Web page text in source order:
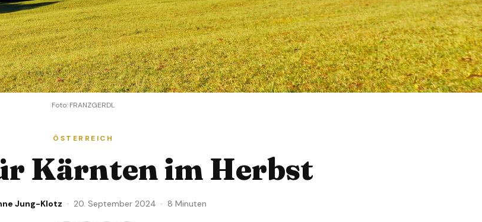
Foto: FRANZGERDL
ÖSTERREICH
Kärnten im Herbst
Jung-Klotz · 20. September 2024 · 8 Minuten